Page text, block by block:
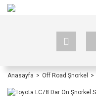
Anasayfa Off Road Şnorkel